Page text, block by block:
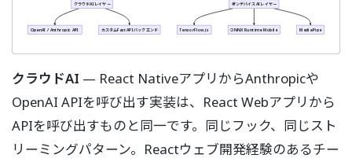
クラウドAIレイヤー オンデバイスAIレイヤー
OpenAI / Anthropic API カスタムFastAPIバックエンド TensorFlow.js ONNX Runtime Mobile MediaPipe
クラウドAI — React NativeアプリからAnthropicや
OpenAI APIを呼び出す実装は、React Webアプリから
APIを呼び出すものと同一です。同じフック、同じスト
リーミングパターン。Reactウェブ開発経験のあるチー